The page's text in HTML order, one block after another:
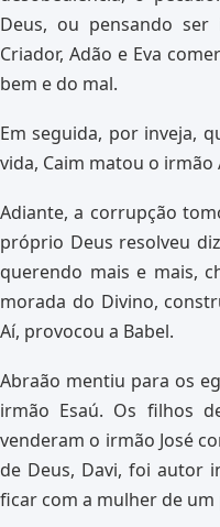
Deus, ou pensando
Criador, Adão e Eva
bem e do mal.
Em seguida, por inveja,
vida, Caim matou o irmão
Adiante, a corrupção
próprio Deus resolveu
querendo mais e mais,
morada do Divino,
Aí, provocou a Babel.
Abraão mentiu para os
irmão Esaú. Os filhos
venderam o irmão José
de Deus, Davi, foi autor
ficar com a mulher de